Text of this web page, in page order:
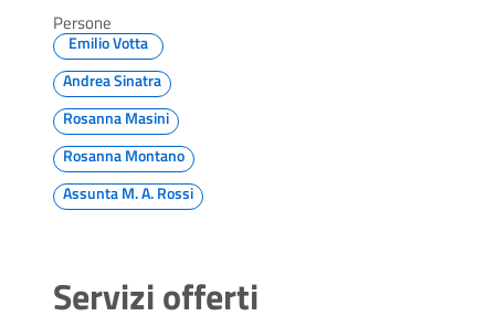
Persone
Emilio Votta
Andrea Sinatra
Rosanna Masini
Rosanna Montano
Assunta M. A. Rossi
Servizi offerti